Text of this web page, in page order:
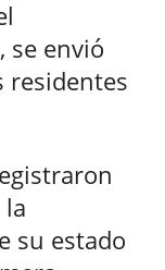
se envió
residentes
su estado